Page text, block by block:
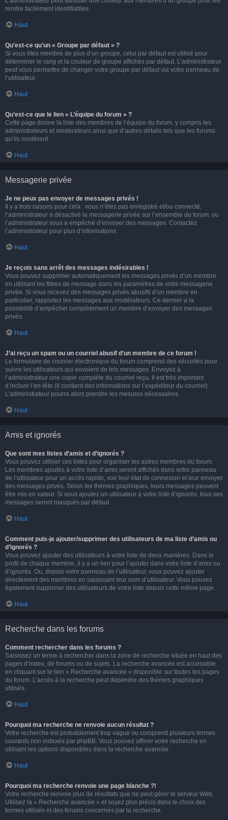
rendre facilement identifiables.
Haut
Qu’est-ce qu’un « Groupe par défaut » ?
Si vous êtes membre de plus d’un groupe, celui par défaut est utilisé pour
déterminer le rang et la couleur de groupe affichés par défaut. L’administrateur
peut vous permettre de changer votre groupe par défaut via votre panneau de
l’utilisateur.
Haut
Qu’est-ce que le lien « L’équipe du forum » ?
Cette page donne la liste des membres de l’équipe du forum, y compris les
administrateurs et modérateurs ainsi que d’autres détails tels que les forums
qu’ils modèrent.
Haut
Messagerie privée
Je ne peux pas envoyer de messages privés !
Il y a trois raisons pour cela : vous n’êtes pas enregistré et/ou connecté,
l’administrateur a désactivé la messagerie privée sur l’ensemble du forum, ou
l’administrateur vous a empêché d’envoyer des messages. Contactez
l’administrateur pour plus d’informations.
Haut
Je reçois sans arrêt des messages indésirables !
Vous pouvez supprimer automatiquement les messages privés d’un membre
en utilisant les filtres de message dans les paramètres de votre messagerie
privée. Si vous recevez des messages privés abusifs d’un membre en
particulier, rapportez les messages aux modérateurs. Ce dernier a la
possibilité d’empêcher complètement un membre d’envoyer des messages
privés.
Haut
J’ai reçu un spam ou un courriel abusif d’un membre de ce forum !
Le formulaire de courrier électronique du forum comprend des sécurités pour
suivre les utilisateurs qui envoient de tels messages. Envoyez à
l’administrateur une copie complète du courriel reçu. Il est très important
d’inclure l’en-tête (il contient des informations sur l’expéditeur du courriel).
L’administrateur pourra alors prendre les mesures nécessaires.
Haut
Amis et ignorés
Que sont mes listes d’amis et d’ignorés ?
Vous pouvez utiliser ces listes pour organiser les autres membres du forum.
Les membres ajoutés à votre liste d’amis seront affichés dans votre panneau
de l’utilisateur pour un accès rapide, voir leur état de connexion et leur envoyer
des messages privés. Selon les thèmes graphiques, leurs messages peuvent
être mis en valeur. Si vous ajoutez un utilisateur à votre liste d’ignorés, tous ses
messages seront masqués par défaut.
Haut
Comment puis-je ajouter/supprimer des utilisateurs de ma liste d’amis ou
d’ignorés ?
Vous pouvez ajouter des utilisateurs à votre liste de deux manières. Dans le
profil de chaque membre, il y a un lien pour l’ajouter dans votre liste d’amis ou
d’ignorés. Ou, depuis votre panneau de l’utilisateur, vous pouvez ajouter
directement des membres en saisissant leur nom d’utilisateur. Vous pouvez
également supprimer des utilisateurs de votre liste depuis cette même page.
Haut
Recherche dans les forums
Comment rechercher dans les forums ?
Saisissez un terme à rechercher dans la zone de recherche située en haut des
pages d’index, de forums ou de sujets. La recherche avancée est accessible
en cliquant sur le lien « Recherche avancée » disponible sur toutes les pages
du forum. L’accès à la recherche peut dépendre des thèmes graphiques
utilisés.
Haut
Pourquoi ma recherche ne renvoie aucun résultat ?
Votre recherche est probablement trop vague ou comprend plusieurs termes
courants non indexés par phpBB. Vous pouvez affiner votre recherche en
utilisant les options disponibles dans la recherche avancée.
Haut
Pourquoi ma recherche renvoie une page blanche ?!
Votre recherche renvoie plus de résultats que ne peut gérer le serveur Web.
Utilisez la « Recherche avancée » et soyez plus précis dans le choix des
termes utilisés et des forums concernés par la recherche.